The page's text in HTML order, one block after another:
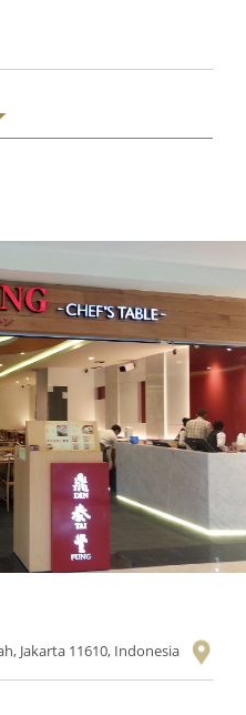
Jakarta 11610, Indonesia